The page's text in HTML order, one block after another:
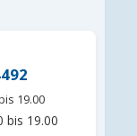
19.00
bis 19.00